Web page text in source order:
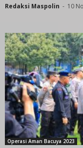
Redaksi Maspolin - 10
Operasi Aman Bacuya 2023